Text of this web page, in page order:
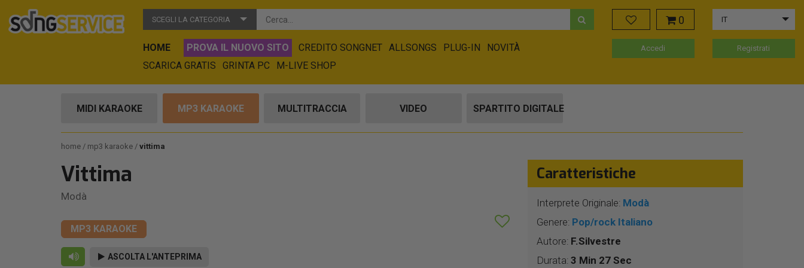
SCEGLI LA CATEGORIA
HOME PROVA IL NUOVO SITO CREDITO SONGNET ALLSONGS PLUG-IN
NOVITÀ
SCARICA GRATIS
GRINTA PC M-LIVE SHOP
0 IT
Accedi Registrati
MIDI KARAOKE MP3 KARAOKE MULTITRACCIA VIDEO SPARTITO DIGITALE
home mp3 karaoke vittima
Vittima
Modà
MP3 KARAOKE
ASCOLTA L'ANTEPRIMA
Caratteristiche
Interprete Originale: Modà
Genere: Pop/rock Italiano
Autore: F.Silvestre
Durata: 3 Min 27 Sec